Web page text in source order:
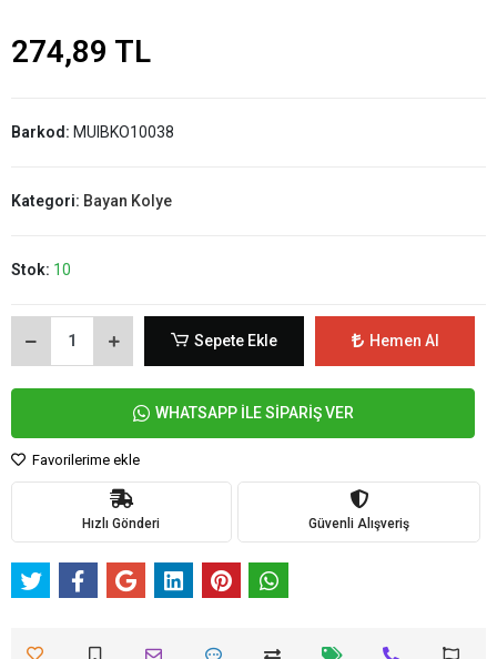
274,89 TL
Barkod: MUIBKO10038
Kategori: Bayan Kolye
Stok: 10
Sepete Ekle Hemen Al
WHATSAPP İLE SİPARİŞ VER
Favorilerime ekle
Hızlı Gönderi Güvenli Alışveriş